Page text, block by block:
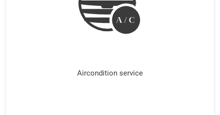
A / C
Aircondition service